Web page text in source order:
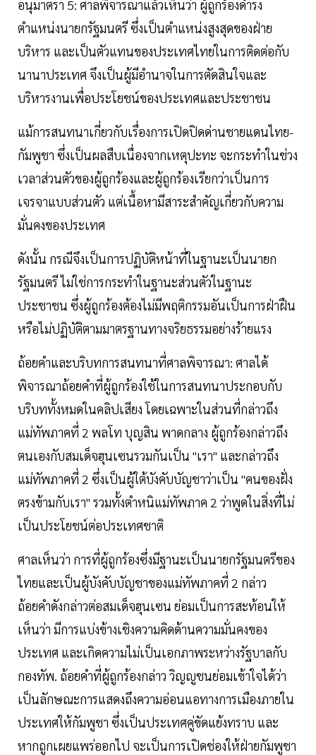
อนุมาตรา 5: ศาลพิจารณาแล้วเห็นว่า ผู้ถูกร้องดำรง
ตำแหน่งนายกรัฐมนตรี ซึ่งเป็นตำแหน่งสูงสุดของฝ่าย
บริหาร และเป็นตัวแทนของประเทศไทยในการติดต่อกับ
นานาประเทศ จึงเป็นผู้มีอำนาจในการตัดสินใจและ
บริหารงานเพื่อประโยชน์ของประเทศและประชาชน
แม้การสนทนาเกี่ยวกับเรื่องการเปิดปิดด่านชายแดนไทย-
กัมพูชา ซึ่งเป็นผลสืบเนื่องจากเหตุปะทะ จะกระทำในช่วง
เวลาส่วนตัวของผู้ถูกร้องและผู้ถูกร้องเรียกว่าเป็นการ
เจรจาแบบส่วนตัว แต่เนื้อหามีสาระสำคัญเกี่ยวกับความ
มั่นคงของประเทศ
ดังนั้น กรณีจึงเป็นการปฏิบัติหน้าที่ในฐานะเป็นนายก
รัฐมนตรี ไม่ใช่การกระทำในฐานะส่วนตัวในฐานะ
ประชาชน ซึ่งผู้ถูกร้องต้องไม่มีพฤติกรรมอันเป็นการฝ่าฝืน
หรือไม่ปฏิบัติตามมาตรฐานทางจริยธรรมอย่างร้ายแรง
ถ้อยคำและบริบทการสนทนาที่ศาลพิจารณา: ศาลได้
พิจารณาถ้อยคำที่ผู้ถูกร้องใช้ในการสนทนาประกอบกับ
บริบททั้งหมดในคลิปเสียง โดยเฉพาะในส่วนที่กล่าวถึง
แม่ทัพภาคที่ 2 พลโท บุญสิน พาดกลาง ผู้ถูกร้องกล่าวถึง
ตนเองกับสมเด็จฮุนเซนรวมกันเป็น "เรา" และกล่าวถึง
แม่ทัพภาคที่ 2 ซึ่งเป็นผู้ใต้บังคับบัญชาว่าเป็น "คนของฝั่ง
ตรงข้ามกับเรา" รวมทั้งตำหนิแม่ทัพภาค 2 ว่าพูดในสิ่งที่ไม่
เป็นประโยชน์ต่อประเทศชาติ
ศาลเห็นว่า การที่ผู้ถูกร้องซึ่งมีฐานะเป็นนายกรัฐมนตรีของ
ไทยและเป็นผู้บังคับบัญชาของแม่ทัพภาคที่ 2 กล่าว
ถ้อยคำดังกล่าวต่อสมเด็จฮุนเซน ย่อมเป็นการสะท้อนให้
เห็นว่า มีการแบ่งข้างเชิงความคิดด้านความมั่นคงของ
ประเทศ และเกิดความไม่เป็นเอกภาพระหว่างรัฐบาลกับ
กองทัพ. ถ้อยคำที่ผู้ถูกร้องกล่าว วิญญูชนย่อมเข้าใจได้ว่า
เป็นลักษณะการแสดงถึงความอ่อนแอทางการเมืองภายใน
ประเทศให้กัมพูชา ซึ่งเป็นประเทศคู่ขัดแย้งทราบ และ
หากถูกเผยแพร่ออกไป จะเป็นการเปิดช่องให้ฝ่ายกัมพูชา